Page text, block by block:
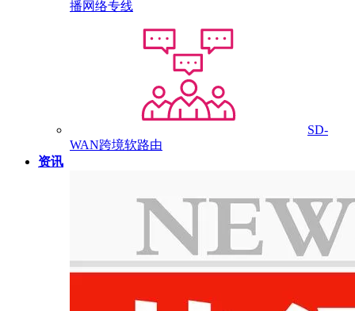
播网络专线
SD-
WAN跨境软路由
资讯